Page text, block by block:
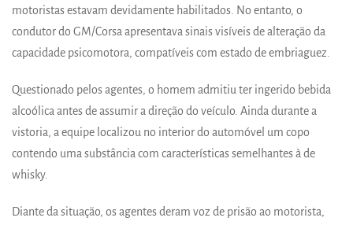
motoristas estavam devidamente habilitados. No entanto, o
condutor do GM/Corsa apresentava sinais visíveis de alteração da
capacidade psicomotora, compatíveis com estado de embriaguez.
Questionado pelos agentes, o homem admitiu ter ingerido bebida
alcoólica antes de assumir a direção do veículo. Ainda durante a
vistoria, a equipe localizou no interior do automóvel um copo
contendo uma substância com características semelhantes à de
whisky.
Diante da situação, os agentes deram voz de prisão ao motorista,